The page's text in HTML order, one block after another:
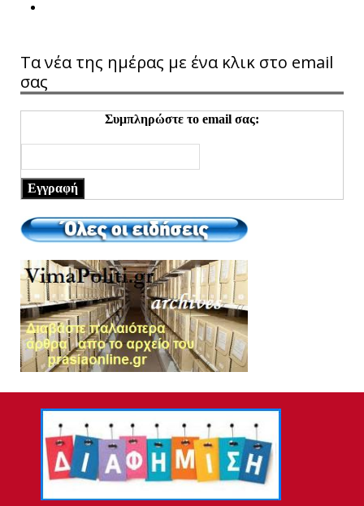
Τα νέα της ημέρας με ένα κλικ στο email
σας
Συμπληρώστε το email σας:
Εγγραφή